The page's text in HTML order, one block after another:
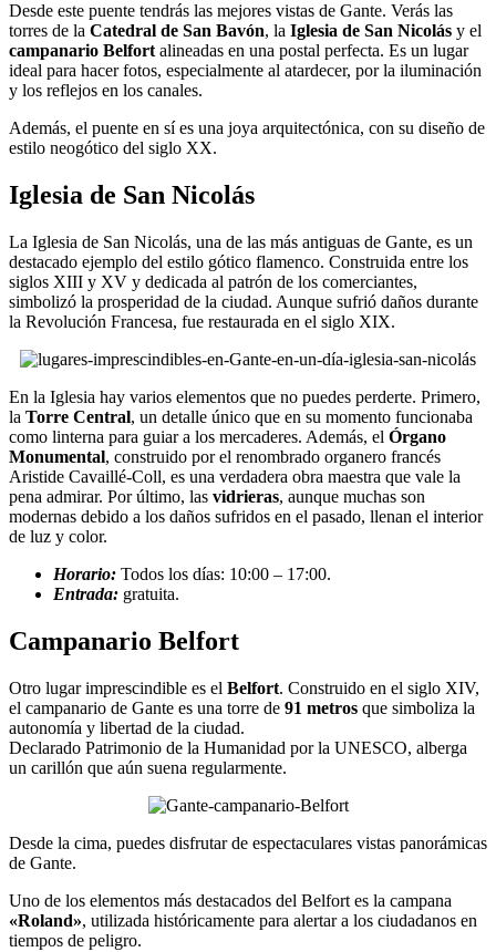
Desde este puente tendrás las mejores vistas de Gante. Verás las
torres de la Catedral de San Bavón, la Iglesia de San Nicolás y el
campanario Belfortalineadas en una postal perfecta. Es un lugar
ideal para hacer fotos, especialmente al atardecer, por la iluminación
y los reflejos en los canales.
Además, el puente en sí es una joya arquitectónica, con su diseño de
estilo neogótico del siglo XX.
Iglesia de San Nicolás
La Iglesia de San Nicolás, una de las más antiguas de Gante, es un
destacado ejemplo del estilo gótico flamenco. Construida entre los
siglos XIII y XV y dedicada al patrón de los comerciantes,
simbolizó la prosperidad de la ciudad. Aunque sufrió daños durante
la Revolución Francesa, fue restaurada en el siglo XIX.
En la Iglesia hay varios elementos que no puedes perderte. Primero,
la Torre Central, un detalle único que en su momento funcionaba
como linterna para guiar a los mercaderes. Además, el Órgano
Monumental, construido por el renombrado organero francés
Aristide Cavaillé-Coll, es una verdadera obra maestra que vale la
pena admirar. Por último, las vidrieras, aunque muchas son
modernas debido a los daños sufridos en el pasado, llenan el interior
de luz y color.
Horario: Todos los días: 10:00 – 17:00.
Entrada: gratuita.
Campanario Belfort
Otro lugar imprescindible es el Belfort. Construido en el siglo XIV,
el campanario de Gante es una torre de 91 metros que simboliza la
autonomía y libertad de la ciudad.
Declarado Patrimonio de la Humanidad por la UNESCO, alberga
un carillón que aún suena regularmente.
Desde la cima, puedes disfrutar de espectaculares vistas panorámicas
de Gante.
Uno de los elementos más destacados del Belfort es la campana
«Roland», utilizada históricamente para alertar a los ciudadanos en
tiempos de peligro.